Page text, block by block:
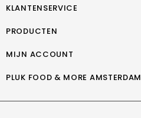
KLANTENSERVICE
PRODUCTEN
MIJN ACCOUNT
PLUK FOOD & MORE AMSTERDAM